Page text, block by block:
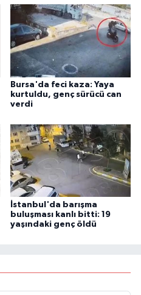
Bursa'da feci kaza: Yaya
kurtuldu, genç sürücü can
verdi
İstanbul'da barışma
buluşması kanlı bitti: 19
yaşındaki genç öldü